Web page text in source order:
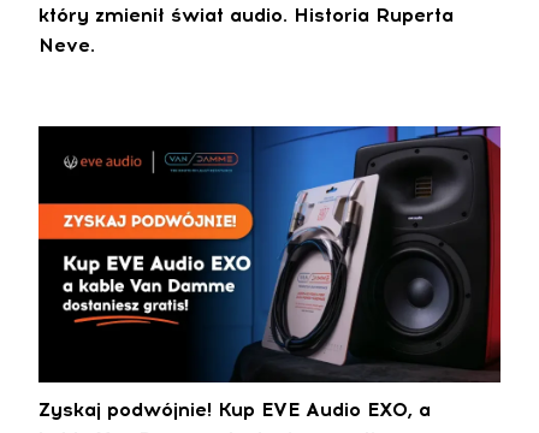
który zmienił świat audio. Historia Ruperta
Neve.
Zyskaj podwójnie! Kup EVE Audio EXO, a